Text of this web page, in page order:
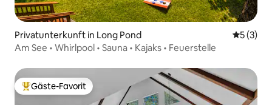
Privatunterkunft in Long Pond
5 (3)
Am See • Whirlpool • Sauna • Kajaks • Feuerstelle
Beliebter Gäste-Favorit.
Gäste-Favorit